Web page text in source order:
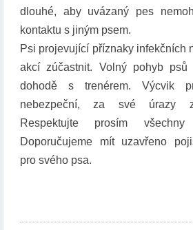
dlouhé, aby uvázaný pes
kontaktu s jiným psem.
Psi projevující příznaky infekčních
akcí zúčastnit. Volný pohyb
dohodě s trenérem. Výcvik
nebezpeční, za své úrazy
Respektujte prosím
Doporučujeme mít uzavřeno
pro svého psa.